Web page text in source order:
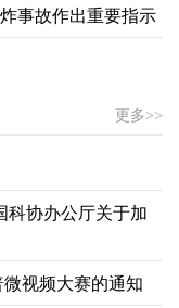
事故作出重要指示
更多>>
科协办公厅关于加
视频大赛的通知